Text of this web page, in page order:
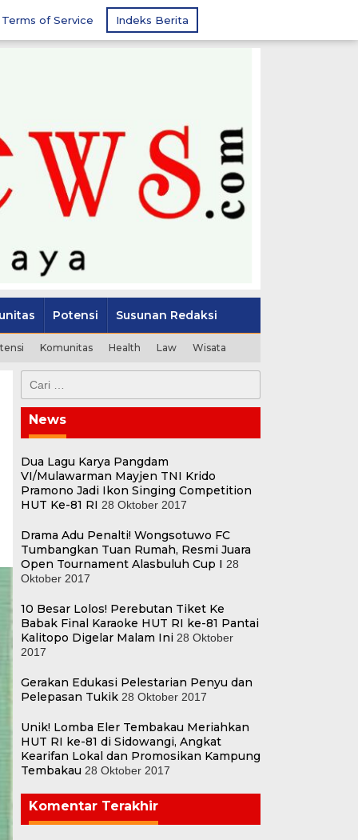
Terms of Service Indeks Berita
Potensi Susunan Redaksi
Komunitas Health Law Wisata
untuk:
News
Dua Lagu Karya Pangdam
VI/Mulawarman Mayjen TNI Krido
Pramono Jadi Ikon Singing Competition
HUT Ke-81 RI 28 Oktober 2017
Drama Adu Penalti! Wongsotuwo FC
Tumbangkan Tuan Rumah, Resmi Juara
Open Tournament Alasbuluh Cup I 28
Oktober 2017
10 Besar Lolos! Perebutan Tiket Ke
Babak Final Karaoke HUT RI ke-81 Pantai
Kalitopo Digelar Malam Ini 28 Oktober
2017
Gerakan Edukasi Pelestarian Penyu dan
Pelepasan Tukik 28 Oktober 2017
Unik! Lomba Eler Tembakau Meriahkan
HUT RI ke-81 di Sidowangi, Angkat
Kearifan Lokal dan Promosikan Kampung
Tembakau 28 Oktober 2017
Komentar Terakhir